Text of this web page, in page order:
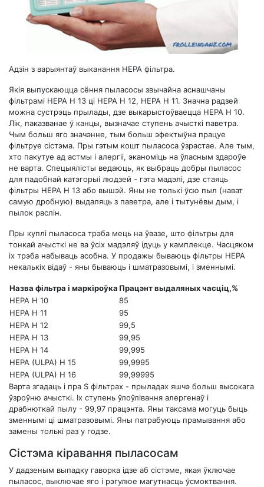
Адзін з варыянтаў выканання HEPA фільтра.
Якія выпускаюцца сёння пыласосы звычайна аснашчаны
фільтрамі НЕРА Н 13 ці НЕРА Н 12, НЕРА Н 11. Значна радзей
можна сустрэць прылады, дзе выкарыстоўваецца НЕРА Н 10.
Лік, паказванае ў канцы, вызначае ступень ачысткі паветра.
Чым больш яго значэнне, тым больш эфектыўна працуе
фільтруе сістэма. Пры гэтым кошт пыласоса ўзрастае. Але тым,
хто пакутуе ад астмы і алергіі, эканоміць на ўласным здароўе
не варта. Спецыялісты ведаюць, як выбраць добры пыласос
для падобнай катэгорыі людзей - гэта мадэлі, дзе стаяць
фільтры НЕРА Н 13 або вышэй. Яны не толькі ўсю пыл (нават
самую дробную) выдаляць з паветра, але і тытунёвы дым, і
пылок раслін.
Пры куплі пыласоса трэба мець на ўвазе, што фільтры для
тонкай ачысткі не ва ўсіх мадэляў ідуць у камплекце. Часцяком
іх трэба набываць асобна. У продажы бываюць фільтры НЕРА
некалькіх відаў - яны бываюць і шматразовымі, і зменнымі.
Назва фільтра і маркіроўка Працэнт выдаляных часціц,%
НЕРА Н 10
85
НЕРА Н 11
95
НЕРА Н 12
99,5
HEPA H 13
99,95
HEPA H 14
99,995
HEPA (ULPA) H 15
99,9995
HEPA (ULPA) H 16
99,99995
Варта згадаць і пра S фільтрах - прыладах яшчэ больш высокага
ўзроўню ачысткі. Іх ступень ўлоўлівання алергенаў і
драбнюткай пылу - 99,97 працэнта. Яны таксама могуць быць
зменнымі ці шматразовымі. Яны патрабуюць прамывання або
замены толькі раз у годзе.
Сістэма кіравання пыласосам
У дадзеным выпадку гаворка ідзе аб сістэме, якая ўключае
пыласос, выключае яго і рэгулюе магутнасць ўсмоктвання.